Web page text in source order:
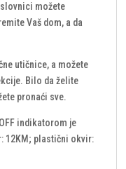
možete
Vaš dom, a da
utičnice, a možete
Bilo da želite
pronaći sve.
indikatorom je
12KM; plastični okvir: